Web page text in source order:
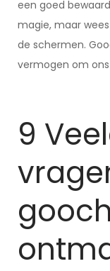
een goed
magie, maar
de schermen.
vermogen om
9